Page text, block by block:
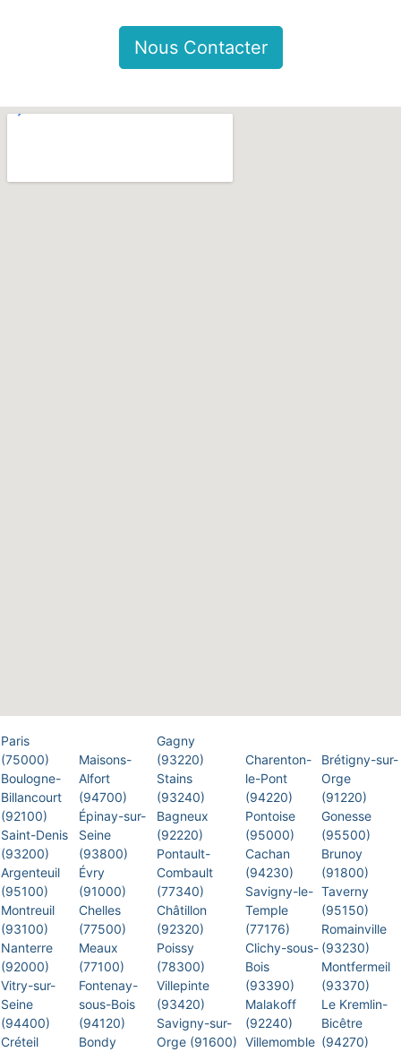
Nous Contacter
Paris
(75000)
Boulogne-
Billancourt
(92100)
Saint-Denis
(93200)
Argenteuil
(95100)
Montreuil
(93100)
Nanterre
(92000)
Vitry-sur-
Seine
(94400)
Créteil
Maisons-
Alfort
(94700)
Épinay-sur-
Seine
(93800)
Évry
(91000)
Chelles
(77500)
Meaux
(77100)
Fontenay-
sous-Bois
(94120)
Bondy
Gagny
(93220)
Stains
(93240)
Bagneux
(92220)
Pontault-
Combault
(77340)
Châtillon
(92320)
Poissy
(78300)
Villepinte
(93420)
Savigny-sur-
Orge (91600)
Charenton-
le-Pont
(94220)
Pontoise
(95000)
Cachan
(94230)
Savigny-le-
Temple
(77176)
Clichy-sous-
Bois
(93390)
Malakoff
(92240)
Villemomble
Brétigny-sur-
Orge
(91220)
Gonesse
(95500)
Brunoy
(91800)
Taverny
(95150)
Romainville
(93230)
Montfermeil
(93370)
Le Kremlin-
Bicêtre
(94270)